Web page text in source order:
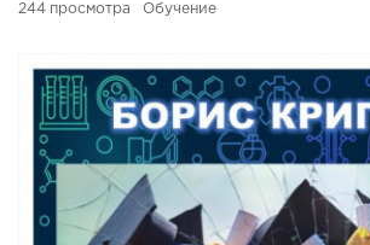
244 Обучение